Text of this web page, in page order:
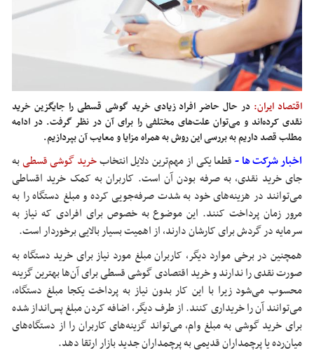
اقتصاد ایران: در حال حاضر افراد زیادی خرید گوشی قسطی را جایگزین خرید
نقدی کرده‌اند و می‌توان علت‌های مختلفی را برای آن در نظر گرفت. در ادامه
مطلب قصد داریم به بررسی این روش به همراه مزایا و معایب آن بپردازیم.
اخبار شرکت ها -قطعا یکی از مهم‌ترین دلایل انتخابخرید گوشی قسطیبه
جای خرید نقدی، به صرفه بودن آن است. کاربران به کمک خرید اقساطی
می‌توانند در هزینه‌های خود به شدت صرفه‌جویی کرده و مبلغ دستگاه را به
مرور زمان پرداخت کنند. این موضوع به خصوص برای افرادی که نیاز به
سرمایه در گردش برای کارشان دارند، از اهمیت بسیار بالایی برخوردار است.
همچنین در برخی موارد دیگر، کاربران مبلغ مورد نیاز برای خرید دستگاه به
صورت نقدی را ندارند و خرید اقتصادی گوشی قسطی برای آن‌ها بهترین گزینه
محسوب می‌شود زیرا با این کار بدون نیاز به پرداخت یکجا مبلغ دستگاه،
می‌توانند آن را خریداری کنند. از طرف دیگر، اضافه کردن مبلغ پس‌انداز شده
برای خرید گوشی به مبلغ وام، می‌تواند گزینه‌های کاربران را از دستگاه‌های
میان‌رده یا پرچمداران قدیمی به پرچمداران جدید بازار ارتقا دهد.